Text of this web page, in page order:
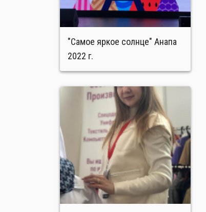
"Самое яркое солнце" Анапа
2022 г.